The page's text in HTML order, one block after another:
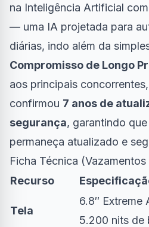
na Inteligência Artificial
— uma IA projetada para
diárias, indo além da
Compromisso de Longo
aos principais
confirmou 7 anos de
segurança, garantindo
permaneça atualizado e
Ficha Técnica
Recurso
Tela
6.8″ Extreme
5.200 nits de